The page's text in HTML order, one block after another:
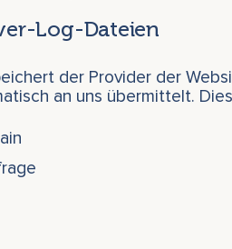
Log-Dateien
der Provider der
an uns übermittelt.